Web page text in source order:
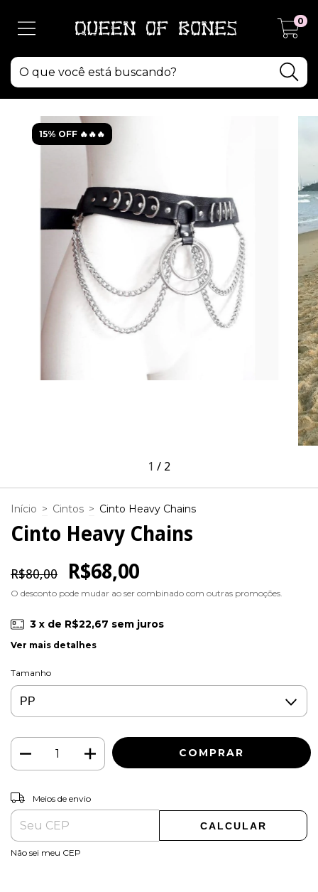
0
15% OFF 🔥🔥🔥
1 / 2
Início > Cintos > Cinto Heavy Chains
Cinto Heavy Chains
R$80,00 R$68,00
O desconto pode mudar ao ser combinado com outras promoções.
3 x de R$22,67 sem juros
Ver mais detalhes
Tamanho
Entregas para o CEP:
Meios de envio
CALCULAR
Não sei meu CEP